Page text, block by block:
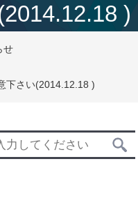
)
せ
下さい(2014.12.18 )